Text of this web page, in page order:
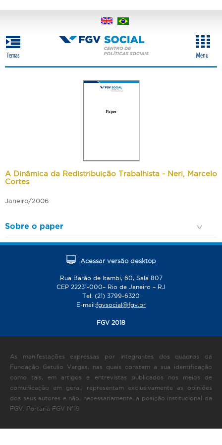
conteúdo
principal
A Dinâmica da Redistribuição Trabalhista - Neri, Marcelo
Cortes
Janeiro/2006
Sobre o paper
Acessar versão desktop
Rua Barão de Itambi, 60, Sala 807
CEP 22231-000– Rio de Janeiro – RJ
Tel: (21) 3799-6320
E-mail:fgvsocial@fgv.br
FGV 2018
As manifestações expressas por integrantes dos quadros da
Fundação Getulio Vargas, nas quais constem a sua identificação
como tais, em artigos e entrevistas publicados nos meios de
comunicação em geral, representam exclusivamente as opiniões
dos seus autores e não, necessariamente, a posição institucional da
FGV. Portaria FGV Nº19